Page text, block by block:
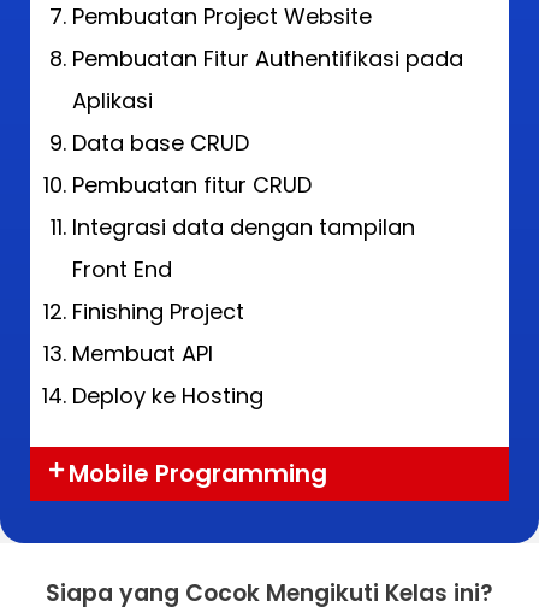
Pembuatan Project Website
Pembuatan Fitur Authentifikasi pada
Aplikasi
Data base CRUD
Pembuatan fitur CRUD
Integrasi data dengan tampilan
Front End
Finishing Project
Membuat API
Deploy ke Hosting
Mobile Programming
Siapa yang Cocok Mengikuti Kelas ini?